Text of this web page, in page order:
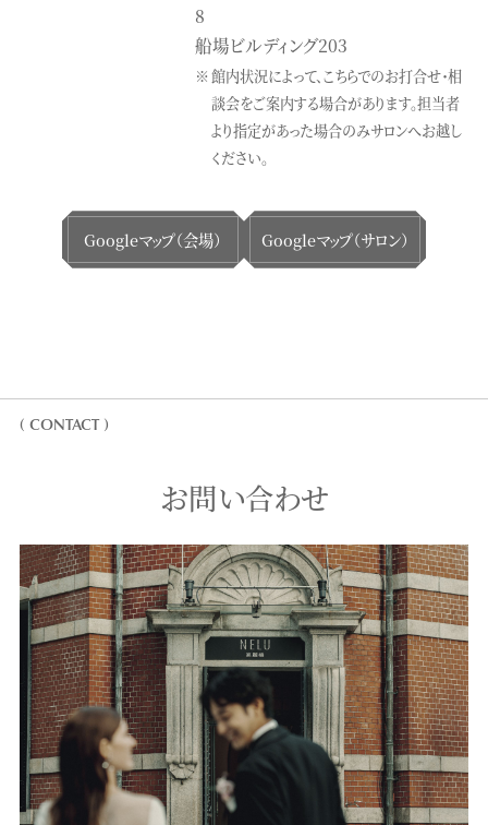
8
船場ビルディング203
館内状況によって、こちらでのお打合せ・相
談会をご案内する場合があります。担当者
より指定があった場合のみサロンへお越し
ください。
Googleマップ（会場） Googleマップ（サロン）
( CONTACT )
お問い合わせ